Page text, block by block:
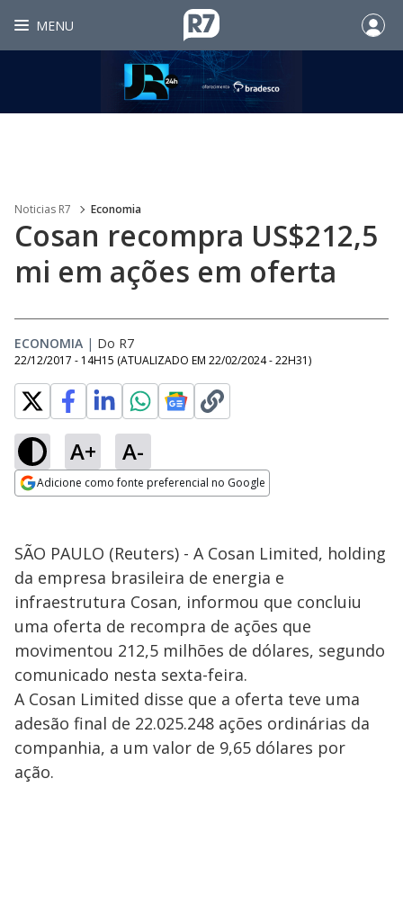
MENU
Noticias R7 Economia
Cosan recompra US$212,5
mi em ações em oferta
ECONOMIA | Do R7
22/12/2017 - 14H15 (ATUALIZADO EM 22/02/2024 - 22H31)
A+ A-
Adicione como fonte preferencial no Google
SÃO PAULO (Reuters) - A Cosan Limited, holding
da empresa brasileira de energia e
infraestrutura Cosan, informou que concluiu
uma oferta de recompra de ações que
movimentou 212,5 milhões de dólares, segundo
comunicado nesta sexta-feira.
A Cosan Limited disse que a oferta teve uma
adesão final de 22.025.248 ações ordinárias da
companhia, a um valor de 9,65 dólares por
ação.